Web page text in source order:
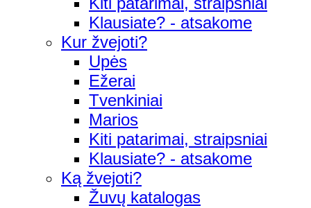
Klausiate? - atsakome
Kur žvejoti?
Upės
Ežerai
Tvenkiniai
Marios
Kiti patarimai, straipsniai
Klausiate? - atsakome
Ką žvejoti?
Žuvų katalogas